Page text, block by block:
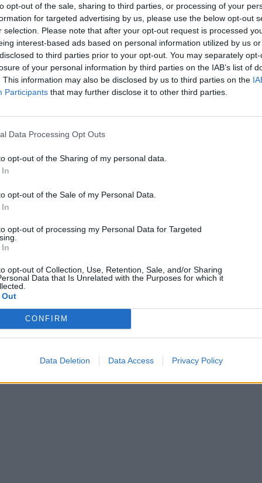
opt-out of the sale, sharing to third parties, or processing of your
for targeted advertising by us, please use the below opt-out
selection. Please note that after your opt-out request is processed
interest-based ads based on personal information utilized by us
to third parties prior to your opt-out. You may separately
of your personal information by third parties on the IAB’s list of
This information may also be disclosed by us to third parties on the
Participants that may further disclose it to other third parties.
Data Processing Opt Outs
opt-out of the Sharing of my personal data.
opt-out of the Sale of my Personal Data.
opt-out of processing my Personal Data for Targeted
opt-out of Collection, Use, Retention, Sale, and/or Sharing
Data that Is Unrelated with the Purposes for which it
CONFIRM
Data Deletion Data Access Privacy Policy